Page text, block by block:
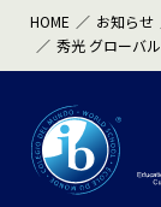
HOME お知らせ
秀光 グローバ